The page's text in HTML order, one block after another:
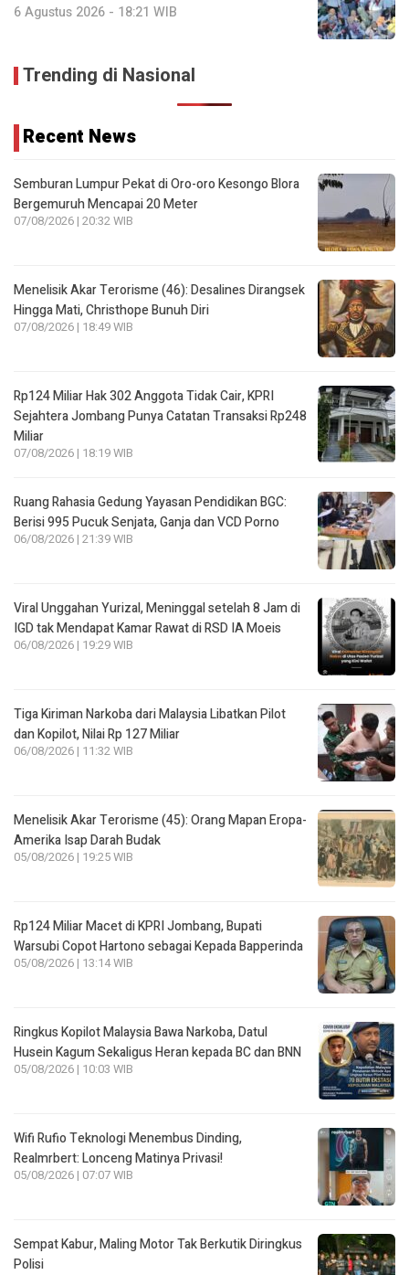
6 Agustus 2026 - 18:21 WIB
Trending di Nasional
Recent News
Semburan Lumpur Pekat di Oro-oro Kesongo Blora
Bergemuruh Mencapai 20 Meter
07/08/2026 | 20:32 WIB
Menelisik Akar Terorisme (46): Desalines Dirangsek
Hingga Mati, Christhope Bunuh Diri
07/08/2026 | 18:49 WIB
Rp124 Miliar Hak 302 Anggota Tidak Cair, KPRI
Sejahtera Jombang Punya Catatan Transaksi Rp248
Miliar
07/08/2026 | 18:19 WIB
Ruang Rahasia Gedung Yayasan Pendidikan BGC:
Berisi 995 Pucuk Senjata, Ganja dan VCD Porno
06/08/2026 | 21:39 WIB
Viral Unggahan Yurizal, Meninggal setelah 8 Jam di
IGD tak Mendapat Kamar Rawat di RSD IA Moeis
06/08/2026 | 19:29 WIB
Tiga Kiriman Narkoba dari Malaysia Libatkan Pilot
dan Kopilot, Nilai Rp 127 Miliar
06/08/2026 | 11:32 WIB
Menelisik Akar Terorisme (45): Orang Mapan Eropa-
Amerika Isap Darah Budak
05/08/2026 | 19:25 WIB
Rp124 Miliar Macet di KPRI Jombang, Bupati
Warsubi Copot Hartono sebagai Kepada Bapperinda
05/08/2026 | 13:14 WIB
Ringkus Kopilot Malaysia Bawa Narkoba, Datul
Husein Kagum Sekaligus Heran kepada BC dan BNN
05/08/2026 | 10:03 WIB
Wifi Rufio Teknologi Menembus Dinding,
Realmrbert: Lonceng Matinya Privasi!
05/08/2026 | 07:07 WIB
Sempat Kabur, Maling Motor Tak Berkutik Diringkus
Polisi